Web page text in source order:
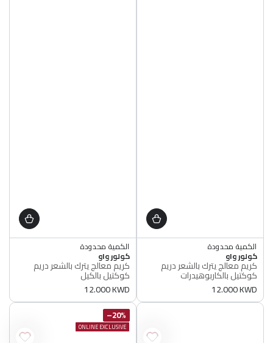
الكمية محدودة
أصلي 100%
الكمية محدودة
أصلي 100%
البائع
كولور واو
كريم معالج يترك بالشعر دريم
كوكتيل بالكاربوهيدرات
سعر
عادي
12.000 KWD
الكمية محدودة
أصلي 100%
الكمية محدودة
أصلي 100%
البائع
كولور واو
كريم معالج يترك بالشعر دريم
كوكتيل بالكيل
سعر
عادي
12.000 KWD
20%–
ONLINE EXCLUSIVE